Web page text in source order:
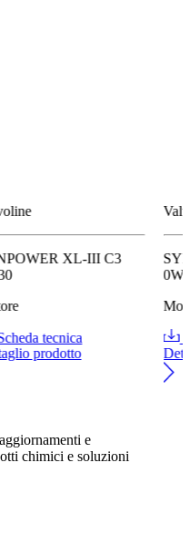
XL-III C3
tecnica
prodotto
e
chimici e soluzioni